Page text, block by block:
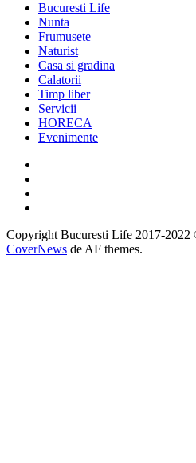
Bucuresti Life
Nunta
Frumusete
Naturist
Casa si gradina
Calatorii
Timp liber
Servicii
HORECA
Evenimente
Copyright Bucuresti Life 2017-2022
CoverNews de AF themes.